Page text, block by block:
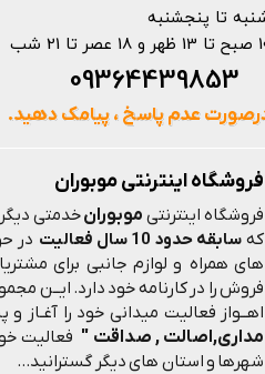
فروشگاه اینترنتی موبوران
فروشگاه اینترنتی موبورانخدمتی
که سابقه حدود 10 سال فعالیت
در
های همراه و لوازم جانبی برای
فروش را در کارنامه خود دارد. ایــن
اهــواز فعالیت میدانی خود را آغـاز
مداری,اصالت , صداقت " فعالیت
شهرها و استان های دیگر گسترانید...
تا پنجشنبه
تا 21 شب
عدم پاسخ ، پیامک دهید.